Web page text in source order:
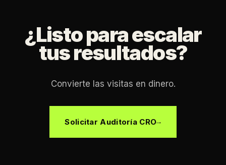
¿Listo para escalar
tus resultados?
Convierte las visitas en dinero.
Solicitar Auditoría CRO